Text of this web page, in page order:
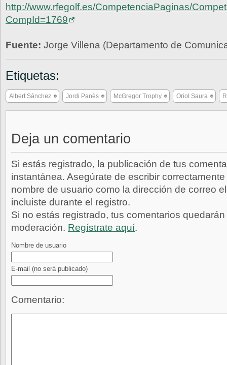
http://www.rfegolf.es/CompetenciaPaginas/
CompId=1769
Fuente: Jorge Villena (Departamento de
Etiquetas:
Albert Sánchez Jordi Panès McGregor Trophy Oriol Saura
Deja un comentario
Si estás registrado, la publicación de tus
instantánea. Asegúrate de escribir
nombre de usuario como la dirección de correo
incluiste durante el registro.
Si no estás registrado, tus comentarios
moderación. Regístrate aquí.
Nombre de usuario
E-mail (no será publicado)
Comentario: